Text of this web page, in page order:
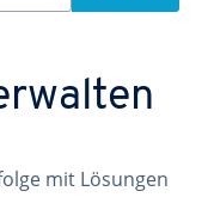
mit Lösungen